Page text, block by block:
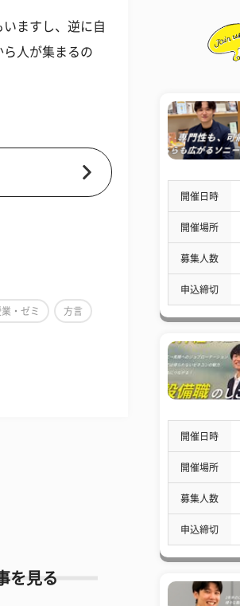
ますし、逆に自
人が集まるの
・ゼミ 方言
を見る
開催日時
開催場所
募集人数
申込締切
開催日時
開催場所
募集人数
申込締切